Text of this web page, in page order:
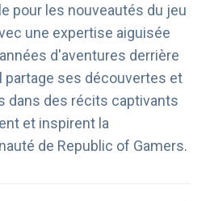
pour les nouveautés du jeu
une expertise aiguisée
d'aventures derrière
partage ses découvertes et
dans des récits captivants
et inspirent la
de Republic of Gamers.